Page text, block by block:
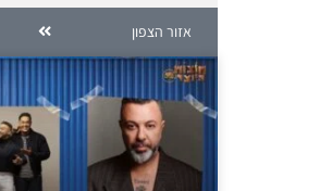
אזור הצפון